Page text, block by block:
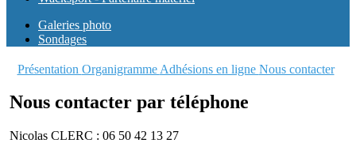
Galeries photo
Sondages
Présentation Organigramme Adhésions en ligne Nous contacter
Nous contacter par téléphone
Nicolas CLERC : 06 50 42 13 27